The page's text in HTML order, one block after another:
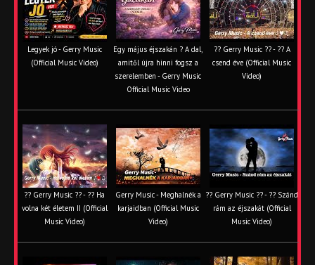
Legyek jó - Gerry Music
(Official Music Video)
Egy május éjszakán ? A dal,
amitől újra hinni fogsz a
szerelemben - Gerry Music
Official Music Video
?? Gerry Music ?? - ?? A
csend éve (Official Music
Video)
?? Gerry Music ?? - ?? Ha
volna két életem II (Official
Music Video)
Gerry Music - Meghalnék a
karjaidban (Official Music
Video)
?? Gerry Music ?? - ?? Szánd
rám az éjszakát (Official
Music Video)